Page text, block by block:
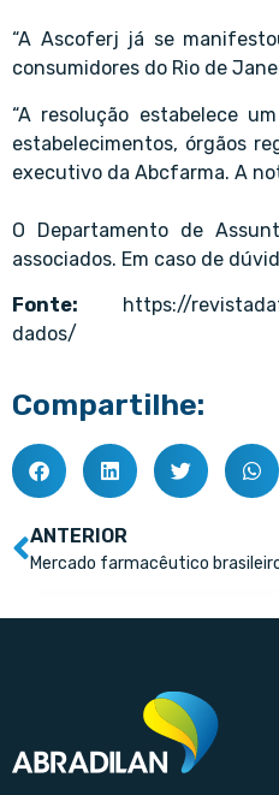
“A Ascoferj já se
consumidores do Rio de
“A resolução estabelece
estabelecimentos, órgãos
executivo da Abcfarma. A
O Departamento de
associados. Em caso de
Fonte:
https://
dados/
Compartilhe:
ANTERIOR
Mercado farmacêutico